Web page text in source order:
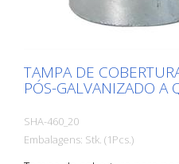
TAMPA DE
PÓS-GALVANIZADO A
SHA-460_20
Embalagens: Stk. (1Pcs.)